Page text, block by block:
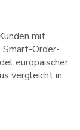
mit
Smart-Order-
europäischer
vergleicht in